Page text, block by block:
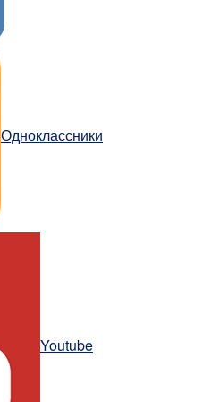
Одноклассники
Youtube